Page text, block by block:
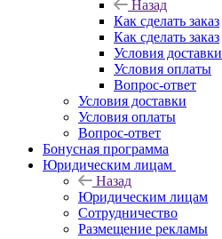
Назад
Как сделать заказ
Как сделать заказ
Условия доставки
Условия оплаты
Вопрос-ответ
Условия доставки
Условия оплаты
Вопрос-ответ
Бонусная программа
Юридическим лицам
Назад
Юридическим лицам
Сотрудничество
Размещение рекламы